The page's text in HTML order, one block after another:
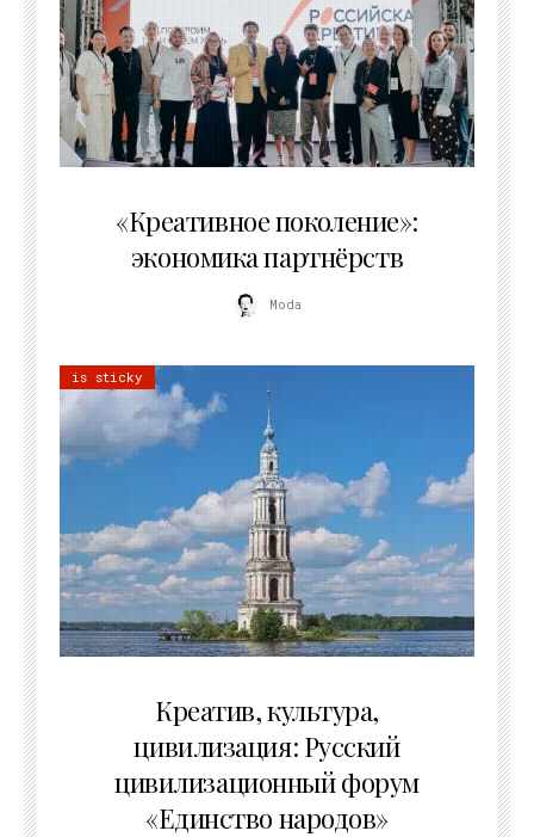
«Креативное поколение»:
экономика партнёрств
Moda
is sticky
Креатив, культура,
цивилизация: Русский
цивилизационный форум
«Единство народов»